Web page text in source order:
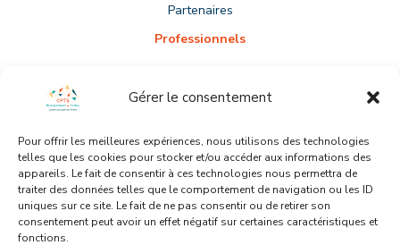
Gérer le consentement
Pour offrir les meilleures expériences, nous utilisons des technologies
telles que les cookies pour stocker et/ou accéder aux informations des
appareils. Le fait de consentir à ces technologies nous permettra de
traiter des données telles que le comportement de navigation ou les ID
uniques sur ce site. Le fait de ne pas consentir ou de retirer son
consentement peut avoir un effet négatif sur certaines caractéristiques et
fonctions.
Partenaires
Professionnels
Prévenir le burn-out
Patients
Médecin traitant
Gardes